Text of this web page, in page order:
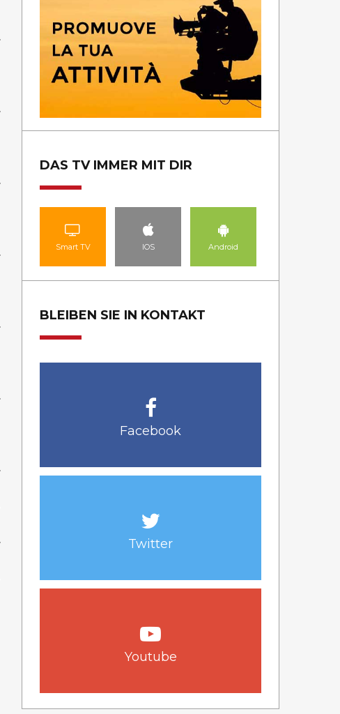
DAS TV IMMER MIT DIR
Smart TV IOS Android
BLEIBEN SIE IN KONTAKT
Facebook
Twitter
Youtube